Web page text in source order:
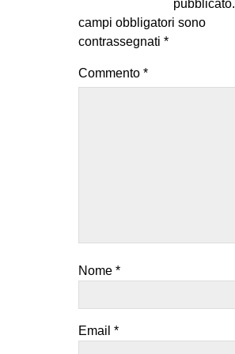
pubblicato.
campi obbligatori sono
contrassegnati *
Commento *
Nome *
Email *